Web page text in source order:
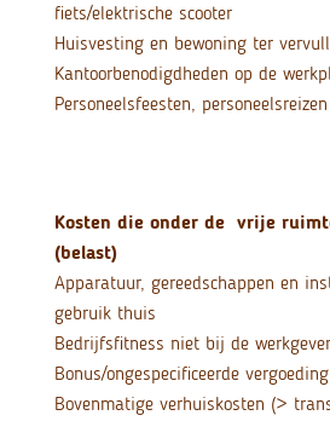
fiets/elektrische scooter
Huisvesting en bewoning ter
Kantoorbenodigdheden op de
Personeelsfeesten,
Kosten die onder de vrije
(belast)
Apparatuur, gereedschappen en
gebruik thuis
Bedrijfsfitness niet bij de werkgever
Bonus/ongespecificeerde vergoeding
Bovenmatige verhuiskosten (>